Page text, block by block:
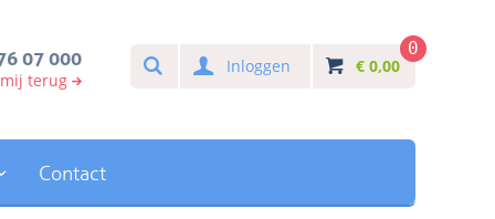
07 000
terug
SearchInloggen € 0,00
0
Contact